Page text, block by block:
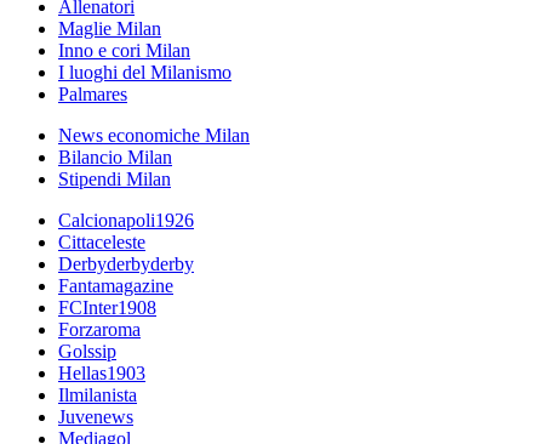
Allenatori
Maglie Milan
Inno e cori Milan
I luoghi del Milanismo
Palmares
News economiche Milan
Bilancio Milan
Stipendi Milan
Calcionapoli1926
Cittaceleste
Derbyderbyderby
Fantamagazine
FCInter1908
Forzaroma
Golssip
Hellas1903
Ilmilanista
Juvenews
Mediagol